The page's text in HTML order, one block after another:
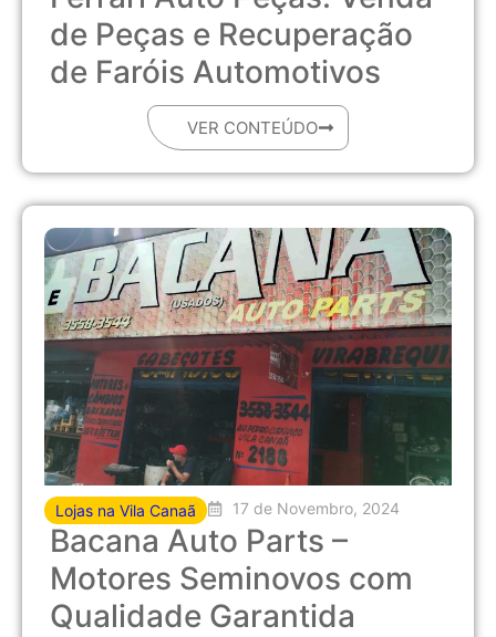
de Peças e Recuperação
de Faróis Automotivos
VER CONTEÚDO
Lojas na Vila Canaã 17 de Novembro, 2024
Bacana Auto Parts –
Motores Seminovos com
Qualidade Garantida